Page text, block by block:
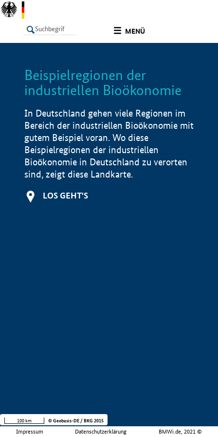
MENÜ
LISTE
Beispielregionen der
industriellen Bioökonomie
In Deutschland gehen viele Regionen im
Bereich der industriellen Bioökonomie mit
gutem Beispiel voran. Wo diese
Beispielregionen der industriellen
Bioökonomie in Deutschland zu verorten
sind, zeigt diese Landkarte.
LOS GEHT'S
Impressum Datenschutzerklärung BMWi.de, 2021 ©
100 km © Geobasis-DE / BKG 2015